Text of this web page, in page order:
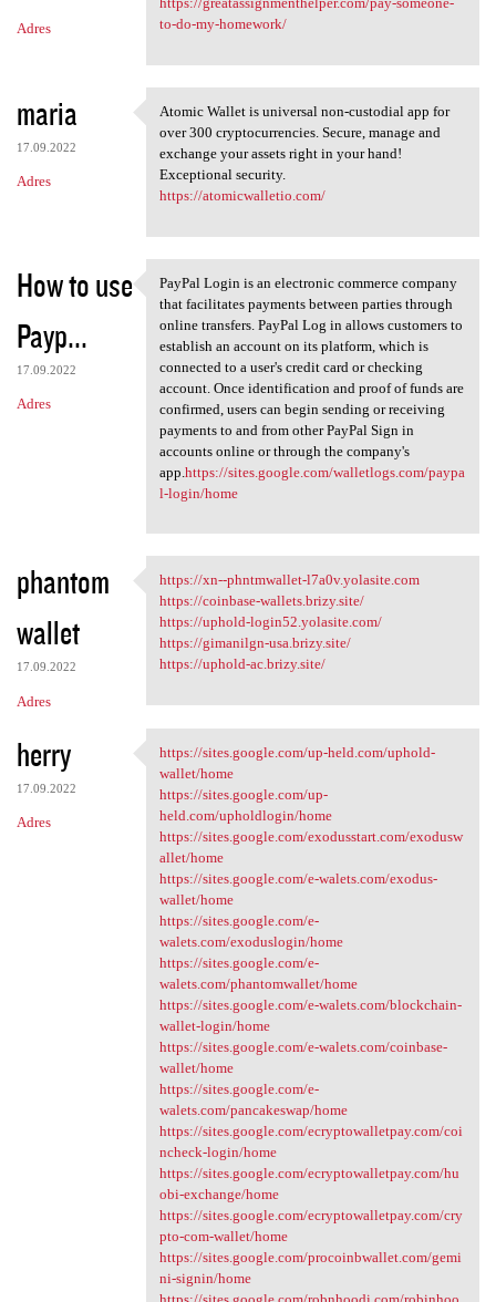
Adres
to-do-my-homework/
maria
17.09.2022
Adres
Atomic Wallet is universal
Atomic Wallet is universal non-custodial app for
over 300 cryptocurrencies. Secure, manage and
exchange your assets right in your hand!
Exceptional security.
https://atomicwalletio.com/
How to use
Payp...
17.09.2022
Adres
PayPal Login is an electronic
PayPal Login is an electronic commerce company
that facilitates payments between parties through
online transfers. PayPal Log in allows customers to
establish an account on its platform, which is
connected to a user's credit card or checking
account. Once identification and proof of funds are
confirmed, users can begin sending or receiving
payments to and from other PayPal Sign in
accounts online or through the company's
app. https://sites.google.com/walletlogs.com/paypa
l-login/home
phantom
wallet
17.09.2022
Adres
https://xn--phntmwallet-l7a0v
https://xn--phntmwallet-l7a0v.yolasite.com
https://coinbase-wallets.brizy.site/
https://uphold-login52.yolasite.com/
https://gimanilgn-usa.brizy.site/
https://uphold-ac.brizy.site/
herry
17.09.2022
Adres
https://sites.google.com/up
https://sites.google.com/up-held.com/uphold-
wallet/home
https://sites.google.com/up-
held.com/upholdlogin/home
https://sites.google.com/exodusstart.com/exodusw
allet/home
https://sites.google.com/e-walets.com/exodus-
wallet/home
https://sites.google.com/e-
walets.com/exoduslogin/home
https://sites.google.com/e-
walets.com/phantomwallet/home
https://sites.google.com/e-walets.com/blockchain-
wallet-login/home
https://sites.google.com/e-walets.com/coinbase-
wallet/home
https://sites.google.com/e-
walets.com/pancakeswap/home
https://sites.google.com/ecryptowalletpay.com/coi
ncheck-login/home
https://sites.google.com/ecryptowalletpay.com/hu
obi-exchange/home
https://sites.google.com/ecryptowalletpay.com/cry
pto-com-wallet/home
https://sites.google.com/procoinbwallet.com/gemi
ni-signin/home